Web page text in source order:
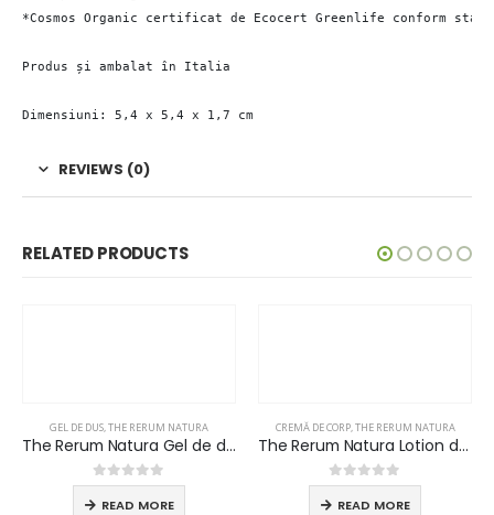
*Cosmos Organic certificat de Ecocert Greenlife conform
Produs și ambalat în Italia
Dimensiuni: 5,4 x 5,4 x 1,7 cm
REVIEWS (0)
RELATED PRODUCTS
GEL DE DUS,THE RERUM NATURA
The Rerum Natura Gel de dus Organic Certified (30 ml )
0out of 5
READ MORE
CREMĂ DE CORP,THE RERUM NATURA
The Rerum Natura Lotion de Corp Organic Certified (380 ml) Cu Dispenser/dozator Inox sau Plastic (Adeziv sau surub)
0out of 5
READ MORE